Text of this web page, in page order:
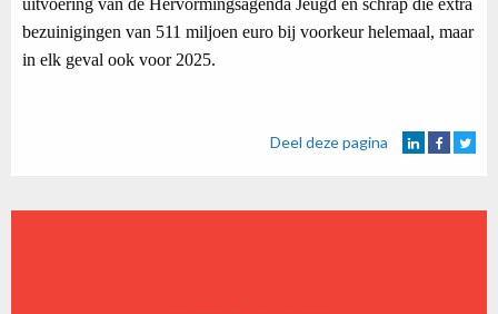
bezuinigingen van 511 miljoen euro bij voorkeur helemaal, maar
in elk geval ook voor 2025.
Deel deze pagina